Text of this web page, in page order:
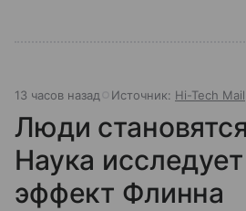
13 часов назад Источник: Hi-Tech Mail
Люди
Наука
эффект Флинна